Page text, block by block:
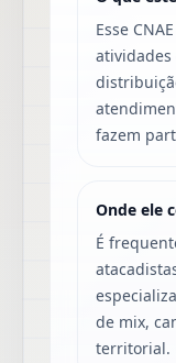
Esse
atividades
fazem
Onde ele
É
de mix,
territorial.